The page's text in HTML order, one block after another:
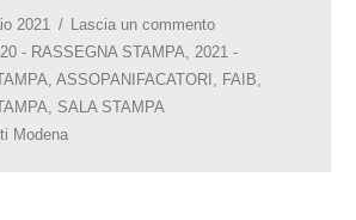
2021
Lascia un commento
- RASSEGNA STAMPA
2021 -
ASSOPANIFACATORI FAIB
SALA STAMPA
Modena